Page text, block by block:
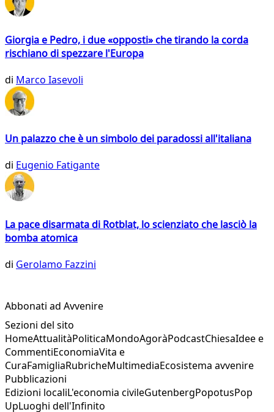
Giorgia e Pedro, i due «opposti» che tirando la corda
rischiano di spezzare l'Europa
di Marco Iasevoli
Un palazzo che è un simbolo dei paradossi all'italiana
di Eugenio Fatigante
La pace disarmata di Rotblat, lo scienziato che lasciò la
bomba atomica
di Gerolamo Fazzini
Abbonati ad Avvenire
Sezioni del sito
HomeAttualitàPoliticaMondoAgoràPodcastChiesaIdee e
CommentiEconomiaVita e
CuraFamigliaRubricheMultimediaEcosistema avvenire
Pubblicazioni
Edizioni localiL'economia civileGutenbergPopotusPop
UpLuoghi dell'Infinito